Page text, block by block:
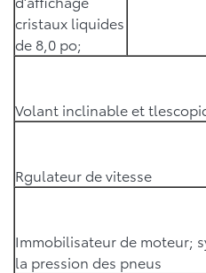
cristaux liquides
de 8,0 po;
Volant inclinable et
Rgulateur de vitesse
Immobilisateur de moteur;
la pression des pneus